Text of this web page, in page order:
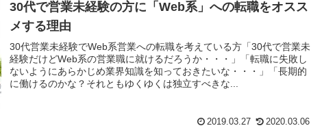
30代で営業未経験の方に「Web系」への転職をオスス
メする理由
30代営業未経験でWeb系営業への転職を考えている方「30代で営業未
経験だけどWeb系の営業職に就けるだろうか・・・」「転職に失敗し
ないようにあらかじめ業界知識を知っておきたいな・・・」「長期的
に働けるのかな？それともゆくゆくは独立すべきな...
2019.03.27 2020.03.06